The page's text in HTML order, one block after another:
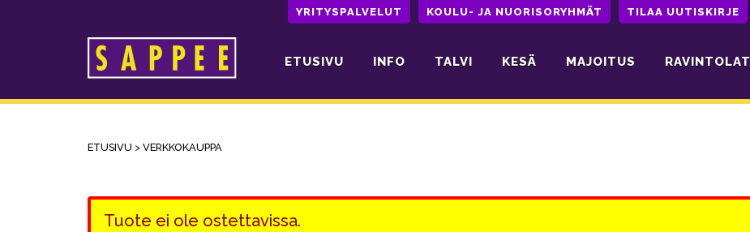
YRITYSPALVELUT KOULU- JA NUORISORYHMÄT TILAA UUTISKIRJE
Päävalikko ETUSIVU INFO TALVI KESÄ MAJOITUS RAVINTOLAT
ETUSIVU > VERKKOKAUPPA
Tuote ei ole ostettavissa.